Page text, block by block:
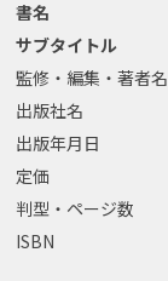
書名
サブタイトル
監修・編集・著者名
出版社名
出版年月日
定価
判型・ページ数
ISBN